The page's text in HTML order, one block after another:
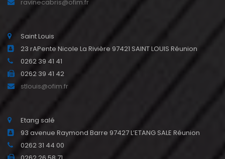
ravinecabris@ofim.fr
Saint Louis
23 rAPente Nicole La Rivière 97421 SAINT LOUIS Réunion
0262 39 41 41
0262 39 41 42
stlouis@ofim.fr
Etang salé
93 avenue Raymond Barre 97427 L’ETANG SALE Réunion
0262 31 44 00